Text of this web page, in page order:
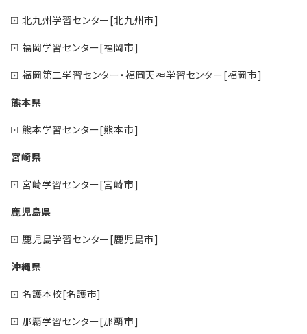
北九州学習センター[北九州市]
福岡学習センター[福岡市]
福岡第二学習センター・福岡天神学習センター[福岡市]
熊本県
熊本学習センター[熊本市]
宮崎県
宮崎学習センター[宮崎市]
鹿児島県
鹿児島学習センター[鹿児島市]
沖縄県
名護本校[名護市]
那覇学習センター[那覇市]